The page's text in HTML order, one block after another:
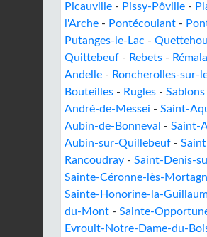
Picauville - Pissy-Pôville -
l'Arche - Pontécoulant -
Putanges-le-Lac - Quettehou
Quittebeuf - Rebets -
Andelle - Roncherolles-sur-
Bouteilles - Rugles -
André-de-Messei - Saint-
Aubin-de-Bonneval
- Saint-
Aubin-sur-Quillebeuf -
Rancoudray - Saint-Denis-
Sainte-Céronne-lès-
Sainte-Honorine-la-
du-Mont - Sainte-
Evroult-Notre-Dame-du-